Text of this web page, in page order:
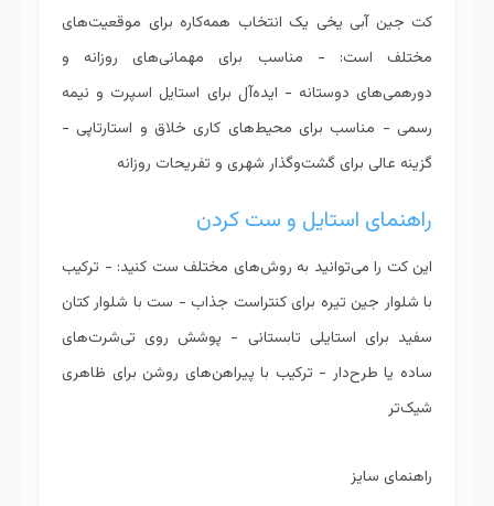
کت جین آبی یخی یک انتخاب همه‌کاره برای موقعیت‌های
مختلف است: - مناسب برای مهمانی‌های روزانه و
دورهمی‌های دوستانه - ایده‌آل برای استایل اسپرت و نیمه
رسمی - مناسب برای محیط‌های کاری خلاق و استارتاپی -
گزینه عالی برای گشت‌وگذار شهری و تفریحات روزانه
راهنمای استایل و ست کردن
این کت را می‌توانید به روش‌های مختلف ست کنید: - ترکیب
با شلوار جین تیره برای کنتراست جذاب - ست با شلوار کتان
سفید برای استایلی تابستانی - پوشش روی تی‌شرت‌های
ساده یا طرح‌دار - ترکیب با پیراهن‌های روشن برای ظاهری
شیک‌تر
راهنمای سایز